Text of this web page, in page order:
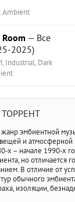
Ambient
— Все
2025)
Industrial, Dark
ТОРРЕНТ
эмбиентной
и атмосферной
х – начале 1990-х
но отличается
В отличие от
обычного
изоляции,